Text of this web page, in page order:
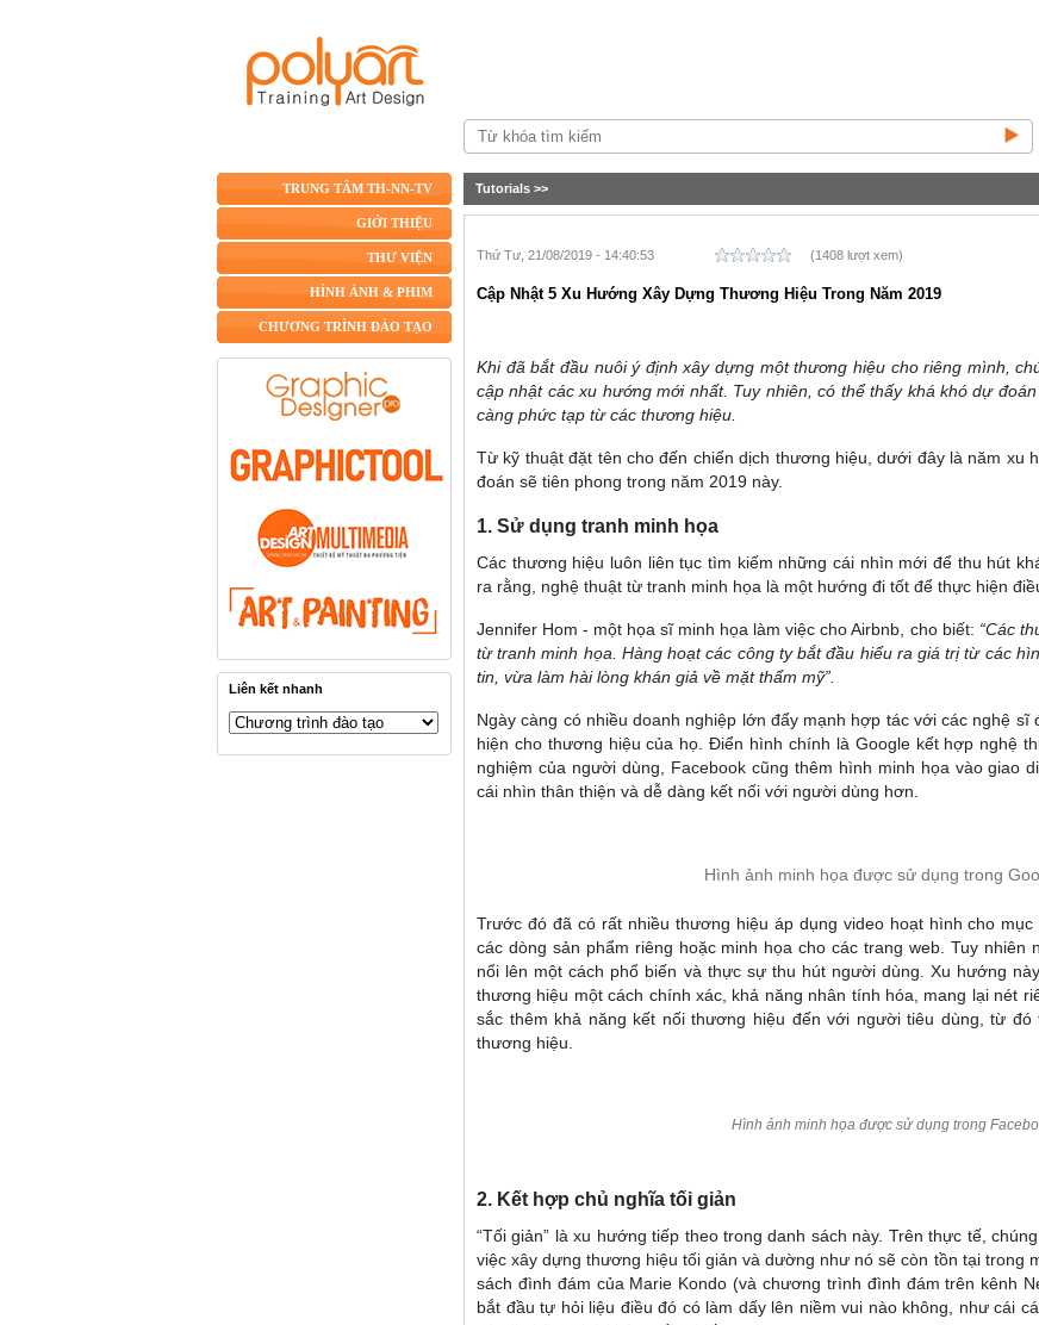
TRUNG TÂM TH-NN-TV
GIỚI THIỆU
THƯ VIỆN
HÌNH ẢNH & PHIM
CHƯƠNG TRÌNH ĐÀO TẠO
Liên kết nhanh
Tutorials >>
Thứ Tư, 21/08/2019 - 14:40:53 (1408 lượt xem)
Cập Nhật 5 Xu Hướng Xây Dựng Thương Hiệu Trong Năm 2019
Khi đã bắt đầu nuôi ý định xây dựng một thương hiệu cho riêng mình,
cập nhật các xu hướng mới nhất. Tuy nhiên, có thể thấy khá khó dự
càng phức tạp từ các thương hiệu.
Từ kỹ thuật đặt tên cho đến chiến dịch thương hiệu, dưới đây là năm xu
đoán sẽ tiên phong trong năm 2019 này.
1. Sử dụng tranh minh họa
Các thương hiệu luôn liên tục tìm kiếm những cái nhìn mới để thu hút
ra rằng, nghệ thuật từ tranh minh họa là một hướng đi tốt để thực hiện
Jennifer Hom - một họa sĩ minh họa làm việc cho Airbnb, cho biết: “Các
từ tranh minh họa. Hàng hoạt các công ty bắt đầu hiểu ra giá trị từ các
tin, vừa làm hài lòng khán giả về mặt thẩm mỹ”.
Ngày càng có nhiều doanh nghiệp lớn đẩy mạnh hợp tác với các nghệ
hiện cho thương hiệu của họ. Điển hình chính là Google kết hợp nghệ
nghiệm của người dùng, Facebook cũng thêm hình minh họa vào giao
cái nhìn thân thiện và dễ dàng kết nối với người dùng hơn.
Hình ảnh minh họa được sử dụng trong
Trước đó đã có rất nhiều thương hiệu áp dụng video hoạt hình cho
các dòng sản phẩm riêng hoặc minh họa cho các trang web. Tuy
nổi lên một cách phổ biến và thực sự thu hút người dùng. Xu hướng
thương hiệu một cách chính xác, khả năng nhân tính hóa, mang lại nét
sắc thêm khả năng kết nối thương hiệu đến với người tiêu dùng, từ
thương hiệu.
Hình ảnh minh họa được sử dụng trong
2. Kết hợp chủ nghĩa tối giản
“Tối giản” là xu hướng tiếp theo trong danh sách này. Trên thực tế,
việc xây dựng thương hiệu tối giản và dường như nó sẽ còn tồn tại trong
sách đình đám của Marie Kondo (và chương trình đình đám trên kênh
bắt đầu tự hỏi liệu điều đó có làm dấy lên niềm vui nào không, như cái